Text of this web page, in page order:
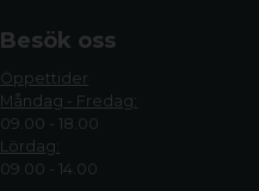
Besök oss
Öppettider
Måndag - Fredag:
09.00 - 18.00
Lördag:
09.00 - 14.00